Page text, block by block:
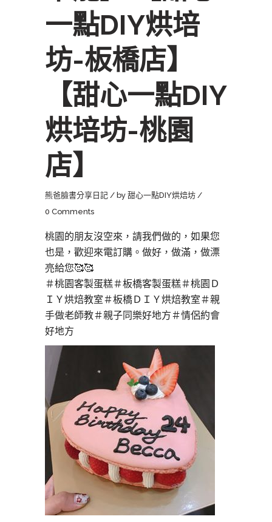
一點DIY烘培
坊-板橋店】
【甜心一點DIY
烘培坊-桃園
店】
熊爸臉書分享日記 by 甜心一點DIY烘焙坊
0 Comments
桃園的朋友沒空來，請我們做的，如果您
也是，歡迎來電訂購。做好，做滿，做漂
亮給您🥰🥰
＃桃園客製蛋糕＃板橋客製蛋糕＃桃園Ｄ
ＩＹ烘焙教室＃板橋ＤＩＹ烘焙教室＃親
手做老師教＃親子同樂好地方＃情侶約會
好地方